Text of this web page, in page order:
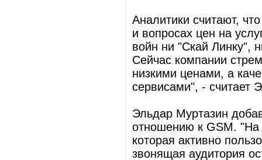
Аналитики считают,
и вопросах цен на
войн ни "Скай Линку",
Сейчас компании
низкими ценами, а
сервисами", - считает
Эльдар Муртазин
отношению к GSM. "На
которая активно
звонящая аудитория